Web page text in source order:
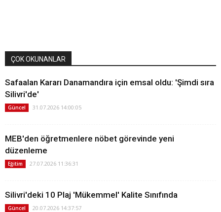
ÇOK OKUNANLAR
Safaalan Kararı Danamandıra için emsal oldu: 'Şimdi sıra
Silivri'de'
Güncel 31.07.2026 14:00:05
MEB'den öğretmenlere nöbet görevinde yeni
düzenleme
Eğitim 27.07.2026 11:36:31
Silivri'deki 10 Plaj 'Mükemmel' Kalite Sınıfında
Güncel 20.07.2026 14:37:57